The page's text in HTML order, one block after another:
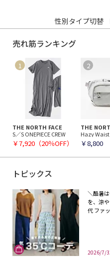
性別タイプ切替
売れ筋ランキング
THE NORTH FACE
S／S ONEPIECE CREW
￥7,920（20％OFF）
THE
Hazy
￥8,800
トピックス
2026/7/
＼酷暑
を、涼
代 ファ